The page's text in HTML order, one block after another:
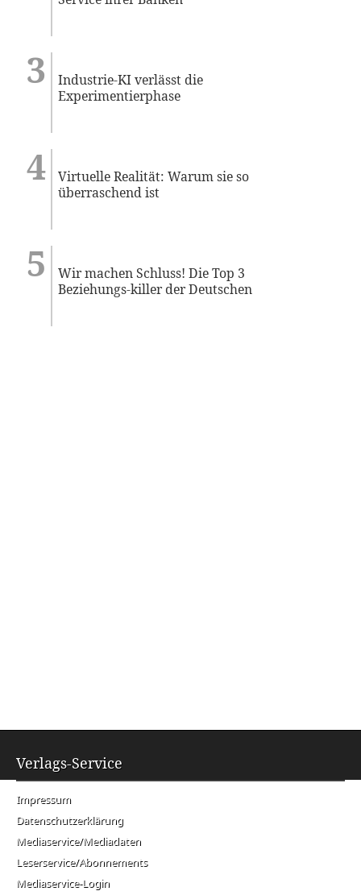
Industrie-KI verlässt die
Experimentierphase
Virtuelle Realität: Warum sie so
überraschend ist
Wir machen Schluss! Die Top 3
Beziehungs-killer der Deutschen
Verlags-Service
Impressum
Datenschutzerklärung
Mediaservice/Mediadaten
Leserservice/Abonnements
Mediaservice-Login